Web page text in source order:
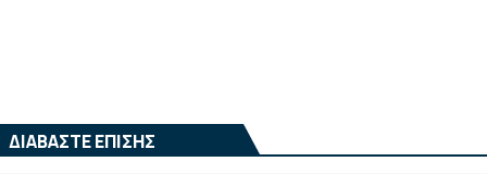
ΔΙΑΒΑΣΤΕ ΕΠΙΣΗΣ